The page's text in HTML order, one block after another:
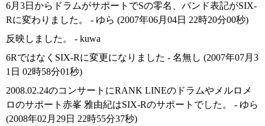
6月3日からドラムがサポートでSの零名、バンド表記がSIX-
Rに変わりました。 - ゆら (2007年06月04日 22時20分00秒)
反映しました。 - kuwa
6RではなくSIX-Rに変更になりました - 名無し (2007年07月3
1日 02時58分01秒)
2008.02.24のコンサートにRANK LINEのドラムやメルロメ
ロのサポート赤峯 雅由紀はSIX-Rのサポートでした。 - ゆら
(2008年02月29日 22時55分37秒)